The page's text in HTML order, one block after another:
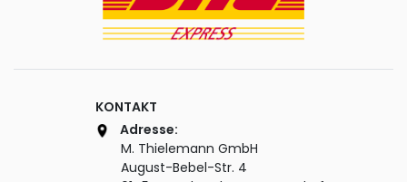
KONTAKT
Adresse:
M. Thielemann GmbH
August-Bebel-Str. 4